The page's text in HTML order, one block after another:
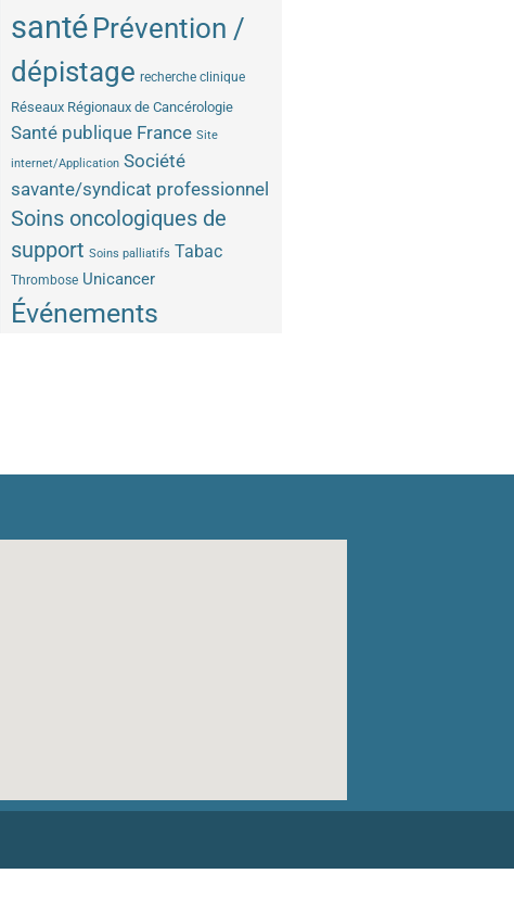
santé Prévention /
dépistage recherche clinique
Réseaux Régionaux de Cancérologie
Santé publique France Site
internet/Application Société
savante/syndicat professionnel
Soins oncologiques de
support Soins palliatifs Tabac
Thrombose Unicancer
Événements